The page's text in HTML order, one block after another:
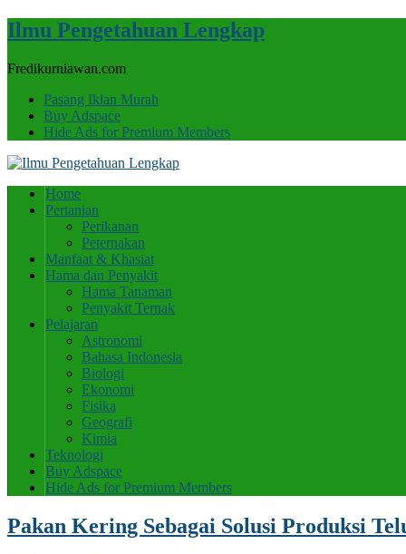
Ilmu Pengetahuan Lengkap
Fredikurniawan.com
Pasang Iklan Murah
Buy Adspace
Hide Ads for Premium Members
Home
Pertanian
Perikanan
Peternakan
Manfaat & Khasiat
Hama dan Penyakit
Hama Tanaman
Penyakit Ternak
Pelajaran
Astronomi
Bahasa Indonesia
Biologi
Ekonomi
Fisika
Geografi
Kimia
Teknologi
Buy Adspace
Hide Ads for Premium Members
Pakan Kering Sebagai Solusi Produksi